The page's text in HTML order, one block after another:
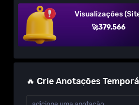
Visualizações
🚀379.566
🔥 Crie Anotações